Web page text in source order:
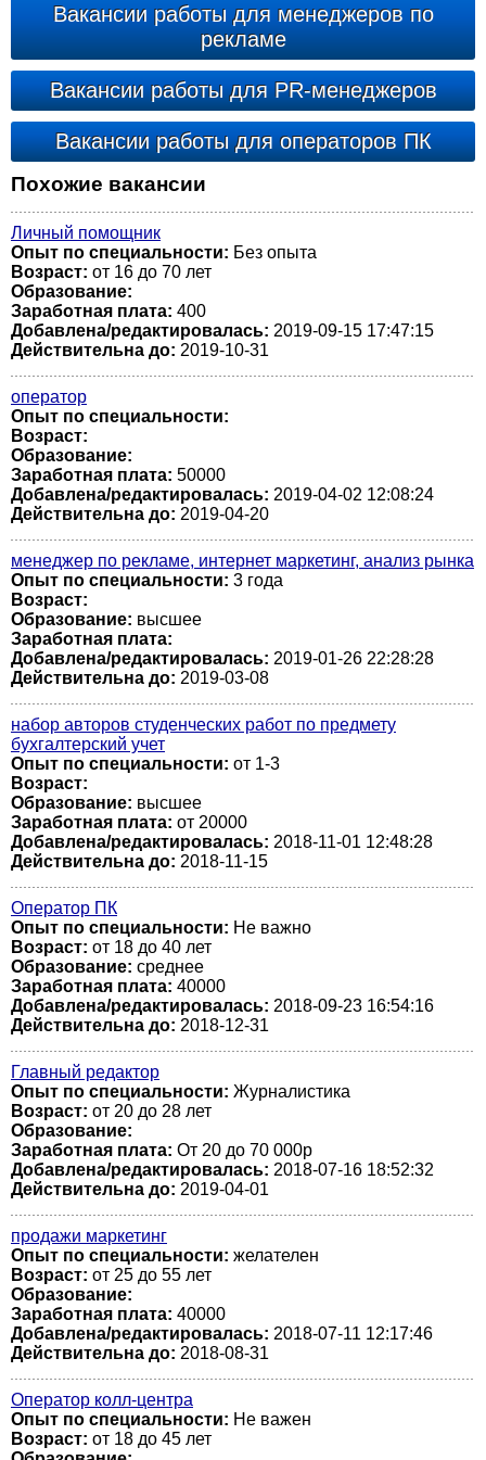
Вакансии работы для менеджеров по
рекламе
Вакансии работы для PR-менеджеров
Вакансии работы для операторов ПК
Похожие вакансии
Личный помощник
Опыт по специальности: Без опыта
Возраст: от 16 до 70 лет
Образование:
Заработная плата: 400
Добавлена/редактировалась: 2019-09-15 17:47:15
Действительна до: 2019-10-31
оператор
Опыт по специальности:
Возраст:
Образование:
Заработная плата: 50000
Добавлена/редактировалась: 2019-04-02 12:08:24
Действительна до: 2019-04-20
менеджер по рекламе, интернет маркетинг, анализ рынка
Опыт по специальности: 3 года
Возраст:
Образование: высшее
Заработная плата:
Добавлена/редактировалась: 2019-01-26 22:28:28
Действительна до: 2019-03-08
набор авторов студенческих работ по предмету
бухгалтерский учет
Опыт по специальности: от 1-3
Возраст:
Образование: высшее
Заработная плата: от 20000
Добавлена/редактировалась: 2018-11-01 12:48:28
Действительна до: 2018-11-15
Оператор ПК
Опыт по специальности: Не важно
Возраст: от 18 до 40 лет
Образование: среднее
Заработная плата: 40000
Добавлена/редактировалась: 2018-09-23 16:54:16
Действительна до: 2018-12-31
Главный редактор
Опыт по специальности: Журналистика
Возраст: от 20 до 28 лет
Образование:
Заработная плата: От 20 до 70 000р
Добавлена/редактировалась: 2018-07-16 18:52:32
Действительна до: 2019-04-01
продажи маркетинг
Опыт по специальности: желателен
Возраст: от 25 до 55 лет
Образование:
Заработная плата: 40000
Добавлена/редактировалась: 2018-07-11 12:17:46
Действительна до: 2018-08-31
Оператор колл-центра
Опыт по специальности: Не важен
Возраст: от 18 до 45 лет